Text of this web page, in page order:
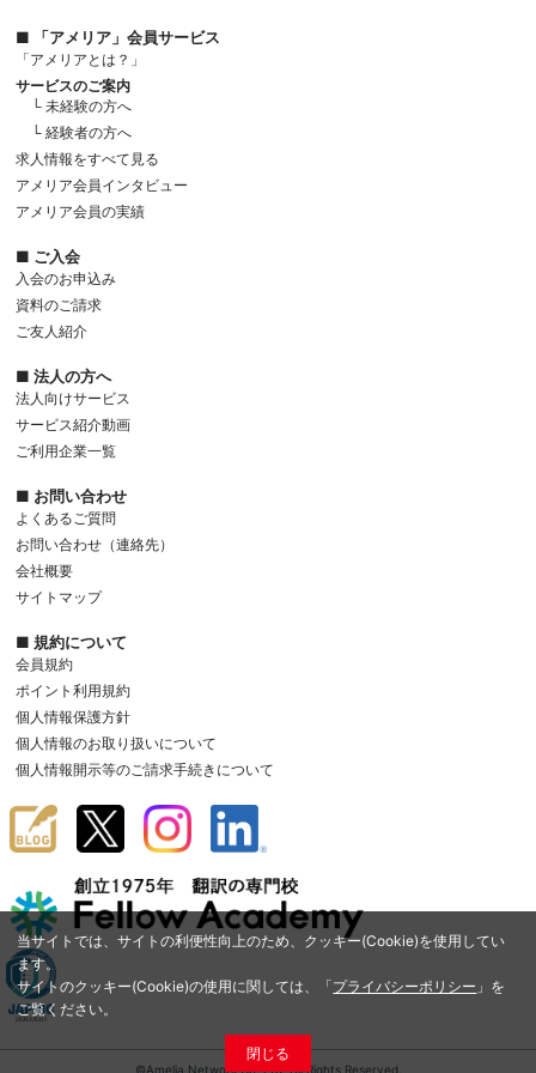
当サイトでは、サイトの利便性向上のため、クッキー(Cookie)を使用してい
ます。
サイトのクッキー(Cookie)の使用に関しては、「プライバシーポリシー 」を
ご覧ください。
閉じる
■ 「アメリア」会員サービス
「アメリアとは？」
サービスのご案内
└ 未経験の方へ
└ 経験者の方へ
求人情報をすべて見る
アメリア会員インタビュー
アメリア会員の実績
■ ご入会
入会のお申込み
資料のご請求
ご友人紹介
■ 法人の方へ
法人向けサービス
サービス紹介動画
ご利用企業一覧
■ お問い合わせ
よくあるご質問
お問い合わせ（連絡先）
会社概要
サイトマップ
■ 規約について
会員規約
ポイント利用規約
個人情報保護方針
個人情報のお取り扱いについて
個人情報開示等のご請求手続きについて
©Amelia Network Co.,Ltd. All Rights Reserved.